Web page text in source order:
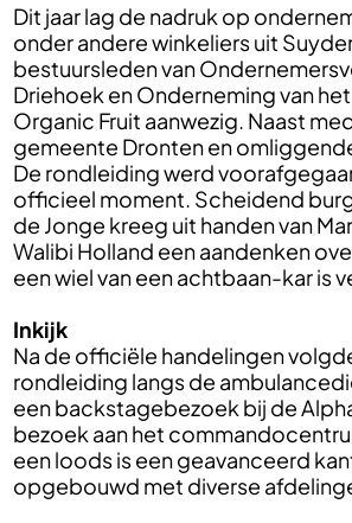
Dit jaar lag de nadruk op
onder andere winkeliers uit
bestuursleden van
Driehoek en Onderneming van
Organic Fruit aanwezig. Naast
gemeente Dronten en
De rondleiding werd
officieel moment. Scheidend
de Jonge kreeg uit handen van
Walibi Holland een aandenken
een wiel van een achtbaan-kar is
Inkijk
Na de officiële handelingen
rondleiding langs de
een backstagebezoek bij de
bezoek aan het
een loods is een geavanceerd
opgebouwd met diverse